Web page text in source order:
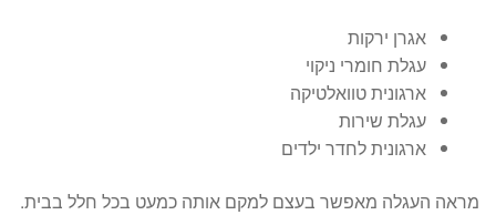
אגרן ירקות
עגלת חומרי ניקוי
ארגונית טוואלטיקה
עגלת שירות
ארגונית לחדר ילדים
מראה העגלה מאפשר בעצם למקם אותה כמעט בכל חלל בבית.